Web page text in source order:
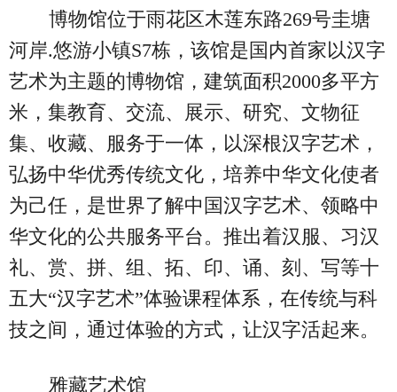
博物馆位于雨花区木莲东路269号圭塘
河岸.悠游小镇S7栋，该馆是国内首家以汉字
艺术为主题的博物馆，建筑面积2000多平方
米，集教育、交流、展示、研究、文物征
集、收藏、服务于一体，以深根汉字艺术，
弘扬中华优秀传统文化，培养中华文化使者
为己任，是世界了解中国汉字艺术、领略中
华文化的公共服务平台。推出着汉服、习汉
礼、赏、拼、组、拓、印、诵、刻、写等十
五大“汉字艺术”体验课程体系，在传统与科
技之间，通过体验的方式，让汉字活起来。
雅藏艺术馆